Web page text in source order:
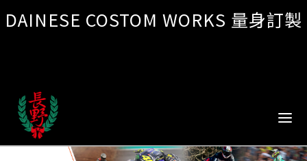
DAINESE COSTOM WORKS 量身訂製